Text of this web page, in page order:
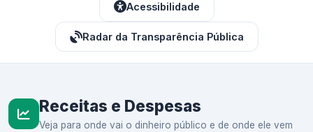
Acessibilidade
Radar da Transparência Pública
Receitas e Despesas
Veja para onde vai o dinheiro público e de onde ele vem